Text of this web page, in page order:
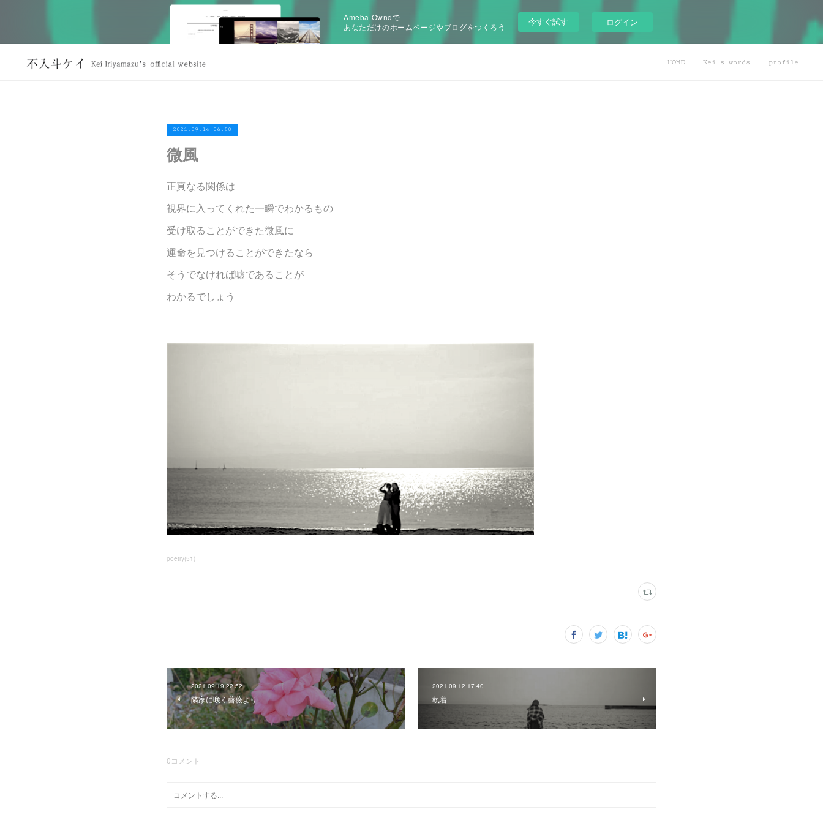
Ameba Owndで
あなただけのホームページやブログをつくろう
今すぐ試す ログイン
HOME Kei's words profile
2021.09.14 06:50
微風
正真なる関係は
視界に入ってくれた一瞬でわかるもの
受け取ることができた微風に
運命を見つけることができたなら
そうでなければ嘘であることが
わかるでしょう
poetry(51)
2021.09.19 22:52
隣家に咲く薔薇より
2021.09.12 17:40
執着
0コメント